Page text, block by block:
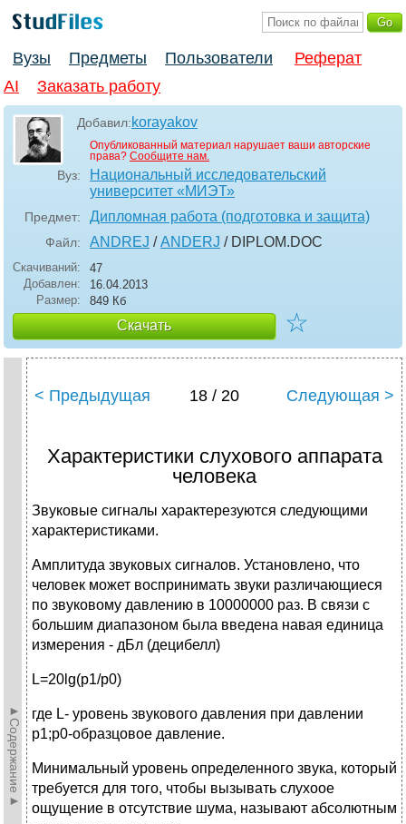
Вузы Предметы Пользователи
Реферат
AI
Заказать работу
Добавил:korayakov
Опубликованный материал нарушает ваши авторские
права? Сообщите нам.
Вуз:
Национальный исследовательский
университет «МИЭТ»
Предмет: Дипломная работа (подготовка и защита)
Файл: ANDREJ /ANDERJ / DIPLOM.DOC
Скачиваний:
47
Добавлен:
16.04.2013
Размер:
849 Кб
Скачать ☆
►Содержание►
< Предыдущая 18 / 20 Следующая >
Характеристики слухового аппарата
человека
Звуковые сигналы характерезуются следующими
характеристиками.
Амплитуда звуковых сигналов. Установлено, что
человек может воспринимать звуки различающиеся
по звуковому давлению в 10000000 раз. В связи с
большим диапазоном была введена навая единица
измерения - дБл (децибелл)
L=20lg(p1/p0)
где L- уровень звукового давления при давлении
p1;p0-образцовое давление.
Минимальный уровень определенного звука, который
требуется для того, чтобы вызывать слухоое
ощущение в отсутствие шума, называют абсолютным